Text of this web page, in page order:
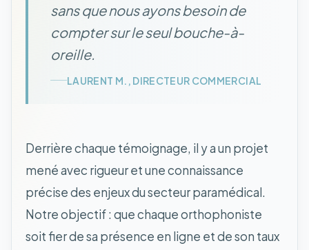
sans que nous ayons besoin de
compter sur le seul bouche-à-
oreille.
LAURENT M., DIRECTEUR COMMERCIAL
Derrière chaque témoignage, il y a un projet
mené avec rigueur et une connaissance
précise des enjeux du secteur paramédical.
Notre objectif : que chaque orthophoniste
soit fier de sa présence en ligne et de son taux